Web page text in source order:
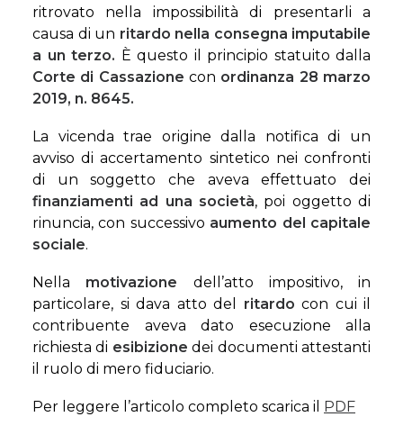
ritrovato nella impossibilità di presentarli a
causa di un ritardo nella consegna imputabile
a un terzo. È questo il principio statuito dalla
Corte di Cassazione con ordinanza 28 marzo
2019, n. 8645.
La vicenda trae origine dalla notifica di un
avviso di accertamento sintetico nei confronti
di un soggetto che aveva effettuato dei
finanziamenti ad una società, poi oggetto di
rinuncia, con successivo aumento del capitale
sociale.
Nella motivazione dell’atto impositivo, in
particolare, si dava atto del ritardo con cui il
contribuente aveva dato esecuzione alla
richiesta di esibizione dei documenti attestanti
il ruolo di mero fiduciario.
Per leggere l’articolo completo scarica il PDF